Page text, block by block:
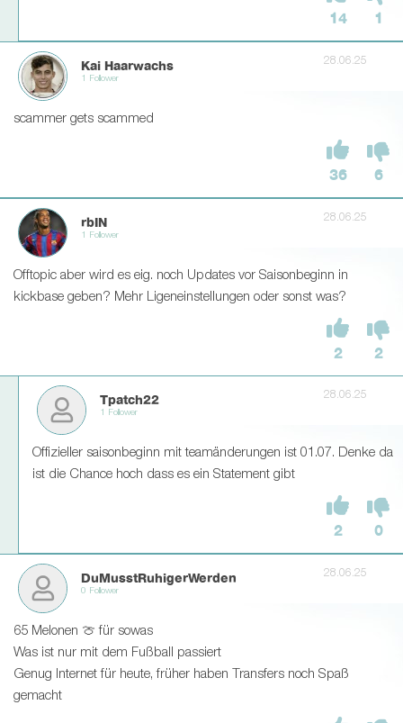
14 1
Kai Haarwachs
1 Follower
28.06.25
scammer gets scammed
36 6
rbIN
1 Follower
28.06.25
Offtopic aber wird es eig. noch Updates vor Saisonbeginn in
kickbase geben? Mehr Ligeneinstellungen oder sonst was?
2 2
Tpatch22
1 Follower
28.06.25
Offizieller saisonbeginn mit teamänderungen ist 01.07. Denke da
ist die Chance hoch dass es ein Statement gibt
2 0
DuMusstRuhigerWerden
0 Follower
28.06.25
65 Melonen 🍈 für sowas
Was ist nur mit dem Fußball passiert
Genug Internet für heute, früher haben Transfers noch Spaß
gemacht